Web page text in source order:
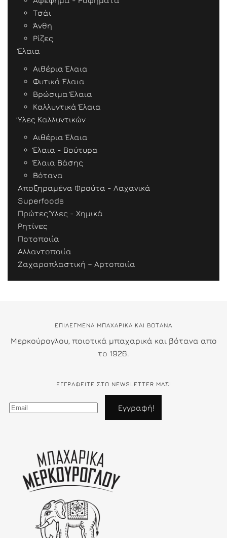
Τσάι
Άνθη
Ρίζες
Έλαια
Αιθέρια Έλαια
Φυτικά Έλαια
Βρώσιμα Έλαια
Καλλυντικά Έλαια
Ύλες Καλλυντικών
Αιθέρια Έλαια
Έλαια - Βούτυρα
Έλαια Βάσης
Βότανα
Αποξηραμένα Φρούτα - Λαχανικά
Superfoods
Πρώτες Ύλες - Χημικά
Ρητίνες
Ποτοποιία
Αλλαντοποιία
Ζαχαροπλαστική – Αρτοποιία
ΕΠΙΛΕΓΜΕΝΑ ΜΠΑΧΑΡΙΚΑ ΚΑΙ ΒΟΤΑΝΑ
Μερκούρογλου, ποιοτικά μπαχαρικά και βότανα απο
το 1926.
ΕΓΓΡΑΦΕΊΤΕ ΣΤΟ NEWSLETTER ΜΑΣ!